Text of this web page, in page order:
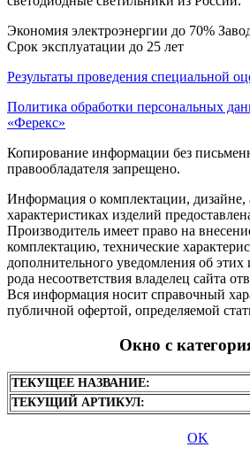
Экономия электроэнергии до 70%
Срок эксплуатации до 25 лет
Результаты проведения специальной
Политика обработки персональных
«Ферекс»
Копирование информации без
правообладателя запрещено.
Информация о комплектации, дизайне,
характеристиках изделий
Производитель имеет право на
комплектацию, технические
дополнительного уведомления об
рода несоответствия владелец сайта
Вся информация носит справочный
публичной офертой, определяемой
Окно с
ТЕКУЩЕЕ НАЗВАНИЕ:
ТЕКУЩИЙ АРТИКУЛ:
OK